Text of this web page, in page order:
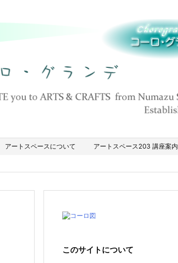
アートスペースについて アートスペース203 講座案内
このサイトについて